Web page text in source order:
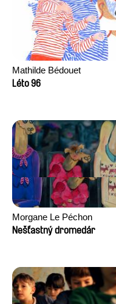
Mathilde Bédouet
Léto 96
Morgane Le Péchon
Nešťastný dromedár